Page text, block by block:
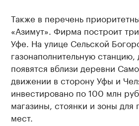
Также в перечень
«Азимут». Фирма построит
Уфе. На улице Сельской
газонаполнительную
появятся вблизи деревни
движении в сторону Уфы и
инвестировано по 100 млн
магазины, стоянки и зоны для
мест.